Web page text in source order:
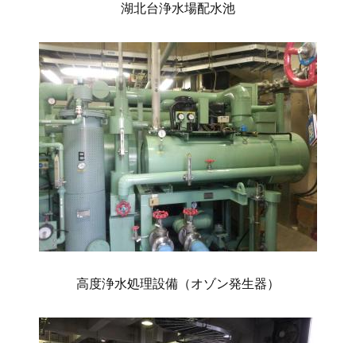
湖北台浄水場配水池
高度浄水処理設備（オゾン発生器）